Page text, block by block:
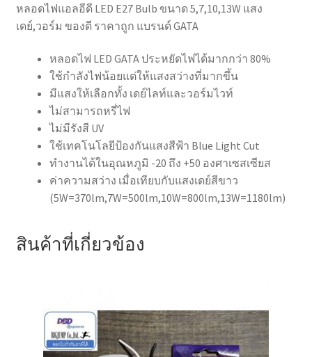
หลอดไฟแอลอีดี LED E27 Bulb ขนาด 5,7,10,13W แสง
เดย์,วอร์ม ของดี ราคาถูก แบรนด์ GATA
หลอดไฟ LED GATA ประหยัดไฟได้มากกว่า 80%
ใช้กำลังไฟน้อยแต่ให้แสงสว่างที่มากขึ้น
มีแสงให้เลือกทั้ง เดย์ไลท์และวอร์มไวท์
ไม่สามารถหรี่ไฟ
ไม่มีรังสี UV
ใช้เทคโนโลยีป้องกันแสงสีฟ้า Blue Light Cut
ทำงานได้ในอุณหภูมิ -20 ถึง +50 องศาเซสเซียส
ค่าความสว่าง เมื่อเทียบกับแสงเดย์สีขาว
(5W=370lm,7W=500lm,10W=800lm,13W=1180lm)
สินค้าที่เกี่ยวข้อง